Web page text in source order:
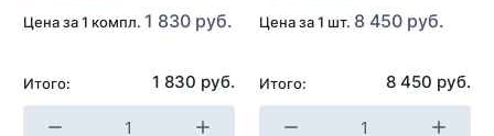
Цена за 1 компл. 1 830 руб.
Итого: 1 830 руб.
Цена за 1 шт. 8 450 руб.
Итого: 8 450 руб.